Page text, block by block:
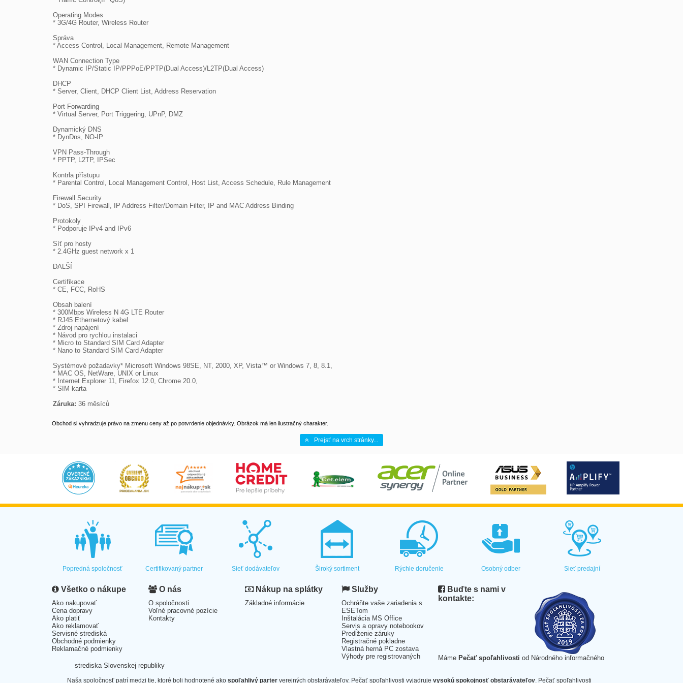
Operating Modes
* 3G/4G Router, Wireless Router
Správa
* Access Control, Local Management, Remote Management
WAN Connection Type
* Dynamic IP/Static IP/PPPoE/PPTP(Dual Access)/L2TP(Dual Access)
DHCP
* Server, Client, DHCP Client List, Address Reservation
Port Forwarding
* Virtual Server, Port Triggering, UPnP, DMZ
Dynamický DNS
* DynDns, NO-IP
VPN Pass-Through
* PPTP, L2TP, IPSec
Kontrla přístupu
* Parental Control, Local Management Control, Host List, Access Schedule, Rule Management
Firewall Security
* DoS, SPI Firewall, IP Address Filter/Domain Filter, IP and MAC Address Binding
Protokoly
* Podporuje IPv4 and IPv6
Síť pro hosty
* 2.4GHz guest network x 1
DALŠÍ
Certifikace
* CE, FCC, RoHS
Obsah balení
* 300Mbps Wireless N 4G LTE Router
* RJ45 Ethernetový kabel
* Zdroj napájení
* Návod pro rychlou instalaci
* Micro to Standard SIM Card Adapter
* Nano to Standard SIM Card Adapter
Systémové požadavky* Microsoft Windows 98SE, NT, 2000, XP, Vista™ or Windows 7, 8, 8.1,
* MAC OS, NetWare, UNIX or Linux
* Internet Explorer 11, Firefox 12.0, Chrome 20.0,
* SIM karta
Záruka: 36 měsíců
Obchod si vyhradzuje právo na zmenu ceny až po potvrdenie objednávky. Obrázok má len ilustračný charakter.
Prejsť na vrch stránky...
Popredná spoločnosť Certifikovaný partner Sieť dodávateľov Široký sortiment Rýchle doručenie Osobný odber Sieť predajní
Všetko o nákupe
Ako nakupovať
Cena dopravy
Ako platiť
Ako reklamovať
Servisné strediská
Obchodné podmienky
Reklamačné podmienky
O nás
O spoločnosti
Voľné pracovné pozície
Kontakty
Nákup na splátky
Základné informácie
Služby
Ochráňte vaše zariadenia s
ESETom
Inštalácia MS Office
Servis a opravy notebookov
Predĺženie záruky
Registračné pokladne
Vlastná herná PC zostava
Výhody pre registrovaných
Buďte s nami v
kontakte:
Máme Pečať spoľahlivosti od Národného informačného
strediska Slovenskej republiky
Naša spoločnosť patrí medzi tie, ktoré boli hodnotené ako spoľahlivý parter verejných obstarávateľov. Pečať spoľahlivosti vyjadruje vysokú spokojnosť obstarávateľov. Pečať spoľahlivosti